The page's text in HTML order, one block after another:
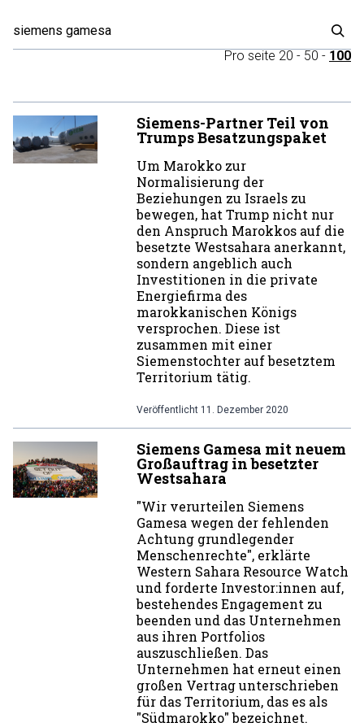
Pro seite 20 - 50 - 100
Siemens-Partner Teil von
Trumps Besatzungspaket
Um Marokko zur
Normalisierung der
Beziehungen zu Israels zu
bewegen, hat Trump nicht nur
den Anspruch Marokkos auf die
besetzte Westsahara anerkannt,
sondern angeblich auch
Investitionen in die private
Energiefirma des
marokkanischen Königs
versprochen. Diese ist
zusammen mit einer
Siemenstochter auf besetztem
Territorium tätig.
Veröffentlicht 11. Dezember 2020
Siemens Gamesa mit neuem
Großauftrag in besetzter
Westsahara
"Wir verurteilen Siemens
Gamesa wegen der fehlenden
Achtung grundlegender
Menschenrechte", erklärte
Western Sahara Resource Watch
und forderte Investor:innen auf,
bestehendes Engagement zu
beenden und das Unternehmen
aus ihren Portfolios
auszuschließen. Das
Unternehmen hat erneut einen
großen Vertrag unterschrieben
für das Territorium, das es als
"Südmarokko" bezeichnet.